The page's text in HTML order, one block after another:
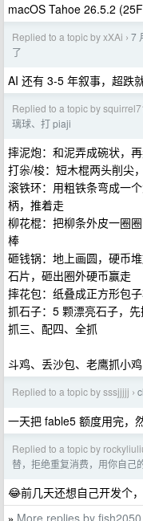
macOS Tahoe 26.5.2
Replied to a topic by xXAi › 7
了
AI 还有 3-5 年叙事，超跌
Replied to a topic by
璃球、打 piaji
摔泥炮：和泥弄成碗状，
打尜/梭：短木棍两头削尖
滚铁环：用粗铁条弯成一
柄，推着走
柳花棍：把柳条外皮一圈
棒
砸钱锅：地上画圆，硬币
石片，砸出圈外硬币赢走
摔花包：纸叠成正方形包
抓石子：5 颗漂亮石子，
抓三、配四、全抓
斗鸡、丢沙包、老鹰抓小
Replied to a topic by sssjjjjj ›
一天把 fable5 额度用完，
Replied to a topic by
替，拒绝重复消费，用你自己
😂前几天还想自己开发个
More replies by fish2050